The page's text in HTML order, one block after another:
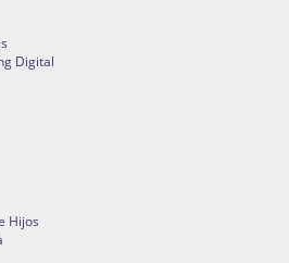
Digital
Hijos